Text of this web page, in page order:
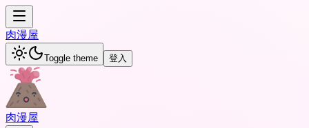
肉漫屋
Toggle theme 登入
肉漫屋